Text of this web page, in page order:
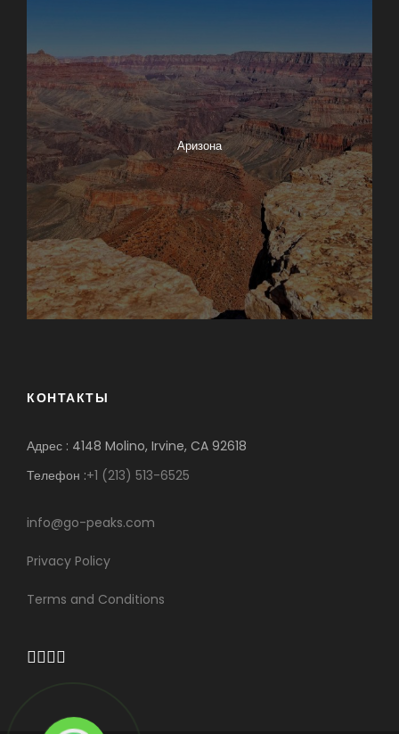
Аризона
КОНТАКТЫ
Адрес : 4148 Molino, Irvine, CA 92618
Телефон :+1 (213) 513-6525
info@go-peaks.com
Privacy Policy
Terms and Conditions